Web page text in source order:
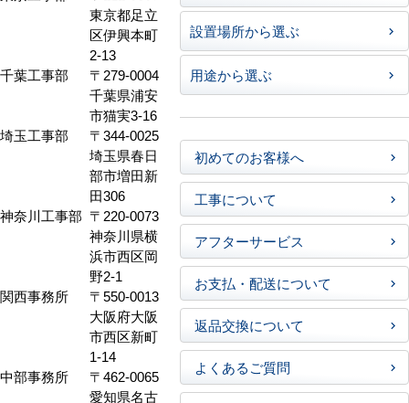
東京都足立
区伊興本町
2-13
千葉工事部
〒279-0004
千葉県浦安
市猫実3-16
埼玉工事部
〒344-0025
埼玉県春日
部市増田新
田306
神奈川工事部 〒220-0073
神奈川県横
浜市西区岡
野2-1
関西事務所
〒550-0013
大阪府大阪
市西区新町
1-14
中部事務所
〒462-0065
愛知県名古
設置場所から選ぶ
用途から選ぶ
初めてのお客様へ
工事について
アフターサービス
お支払・配送について
返品交換について
よくあるご質問